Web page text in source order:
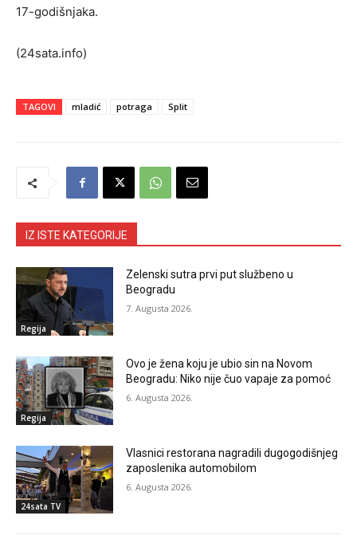
17-godišnjaka.
(24sata.info)
TAGOVI mladić potraga Split
IZ ISTE KATEGORIJE
Regija
Zelenski sutra prvi put službeno u
Beogradu
7. Augusta 2026.
Regija
Ovo je žena koju je ubio sin na Novom
Beogradu: Niko nije čuo vapaje za pomoć
6. Augusta 2026.
24sata TV
Vlasnici restorana nagradili dugogodišnjeg
zaposlenika automobilom
6. Augusta 2026.